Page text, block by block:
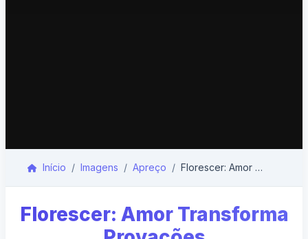
Início Imagens Apreço Florescer: Amor Transforma Provações
Florescer: Amor Transforma